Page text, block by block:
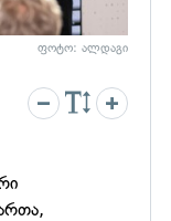
ფოტო: ალდაგი